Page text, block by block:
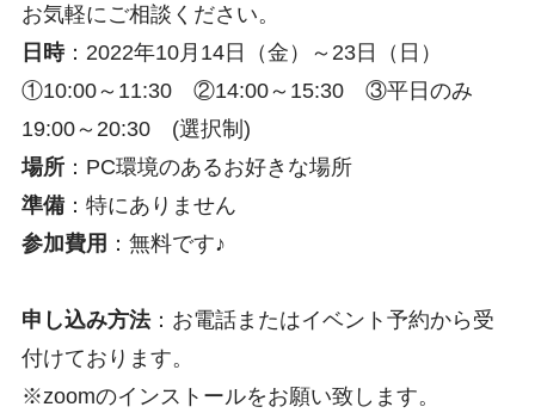
お気軽にご相談ください。
日時：2022年10月14日（金） ～23日（ 日 ）
①10:00～11:30 ②14:00～15:30 ③平日のみ
19:00～20:30 (選択制)
場所：PC環境のあるお好きな場所
準備：特にありません
参加費用 ：無料です♪
申し込み方法：お電話またはイベント予約から受
付けております。
※zoomのインストールをお願い致します。